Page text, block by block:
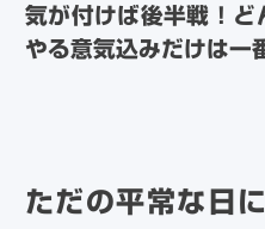
気が付けば後半戦！ど
やる意気込みだけは一
ただの平常な日